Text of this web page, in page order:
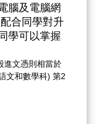
腦及電腦網
合同學對升
學可以掌握
進文憑則相當於
文和數學科) 第2